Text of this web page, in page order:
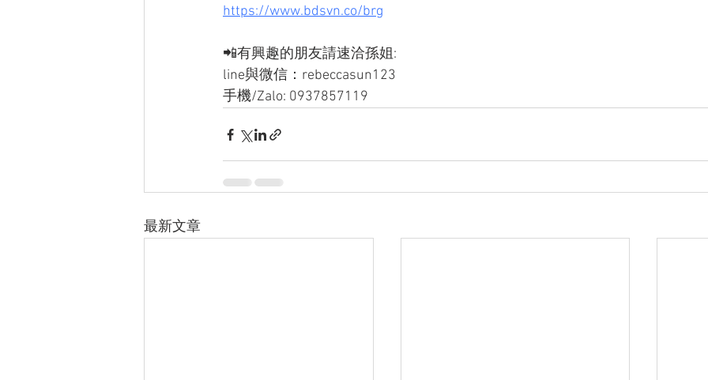
https://www.bdsvn.co/brg
📲有興趣的朋友請速洽孫姐:
line與微信：rebeccasun123
手機/Zalo: 0937857119
最新文章